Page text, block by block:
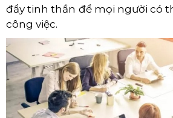
đẩy tinh thần để mọi người có
công việc.